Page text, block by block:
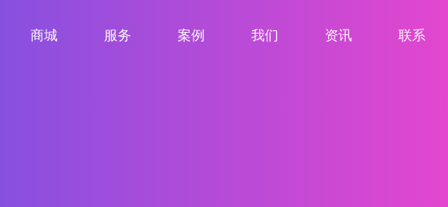
商城
服务
案例
我们
资讯
联系